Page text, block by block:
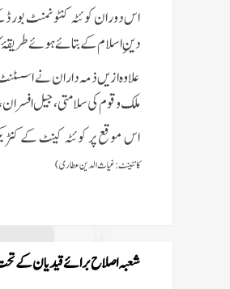
اس دوران کوئٹہ کنٹونمنٹ
دینِ اسلام کے بتائے ہوئے طریقۂ
علاوہ ازیں ذمہ داران نے
ملک و قوم کی سلامتی، جیل
اس موقع پر کوئٹہ کینٹ کے
کانٹینٹ:غیاث الدین عطاری)
شعبہ اصلاح برائے قیدیان کے